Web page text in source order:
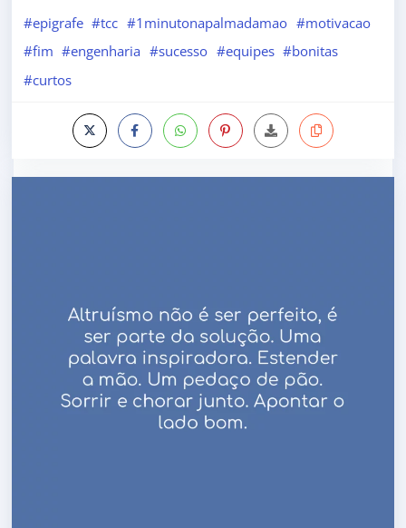
#epigrafe #tcc #1minutonapalmadamao #motivacao
#fim #engenharia #sucesso #equipes #bonitas
#curtos